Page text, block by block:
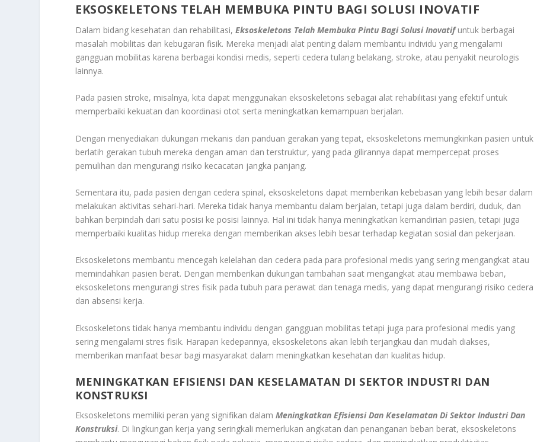
EKSOSKELETONS TELAH MEMBUKA PINTU BAGI SOLUSI INOVATIF
Dalam bidang kesehatan dan rehabilitasi,Eksoskeletons Telah Membuka Pintu Bagi Solusi Inovatifuntuk berbagai
masalah mobilitas dan kebugaran fisik. Mereka menjadi alat penting dalam membantu individu yang mengalami
gangguan mobilitas karena berbagai kondisi medis, seperti cedera tulang belakang, stroke, atau penyakit neurologis
lainnya.
Pada pasien stroke, misalnya, kita dapat menggunakan eksoskeletons sebagai alat rehabilitasi yang efektif untuk
memperbaiki kekuatan dan koordinasi otot serta meningkatkan kemampuan berjalan.
Dengan menyediakan dukungan mekanis dan panduan gerakan yang tepat, eksoskeletons memungkinkan pasien untuk
berlatih gerakan tubuh mereka dengan aman dan terstruktur, yang pada gilirannya dapat mempercepat proses
pemulihan dan mengurangi risiko kecacatan jangka panjang.
Sementara itu, pada pasien dengan cedera spinal, eksoskeletons dapat memberikan kebebasan yang lebih besar dalam
melakukan aktivitas sehari-hari. Mereka tidak hanya membantu dalam berjalan, tetapi juga dalam berdiri, duduk, dan
bahkan berpindah dari satu posisi ke posisi lainnya. Hal ini tidak hanya meningkatkan kemandirian pasien, tetapi juga
memperbaiki kualitas hidup mereka dengan memberikan akses lebih besar terhadap kegiatan sosial dan pekerjaan.
Eksoskeletons membantu mencegah kelelahan dan cedera pada para profesional medis yang sering mengangkat atau
memindahkan pasien berat. Dengan memberikan dukungan tambahan saat mengangkat atau membawa beban,
eksoskeletons mengurangi stres fisik pada tubuh para perawat dan tenaga medis, yang dapat mengurangi risiko cedera
dan absensi kerja.
Eksoskeletons tidak hanya membantu individu dengan gangguan mobilitas tetapi juga para profesional medis yang
sering mengalami stres fisik. Harapan kedepannya, eksoskeletons akan lebih terjangkau dan mudah diakses,
memberikan manfaat besar bagi masyarakat dalam meningkatkan kesehatan dan kualitas hidup.
MENINGKATKAN EFISIENSI DAN KESELAMATAN DI SEKTOR INDUSTRI DAN
KONSTRUKSI
Eksoskeletons memiliki peran yang signifikan dalamMeningkatkan Efisiensi Dan Keselamatan Di Sektor Industri Dan
Konstruksi. Di lingkungan kerja yang seringkali memerlukan angkatan dan penanganan beban berat, eksoskeletons